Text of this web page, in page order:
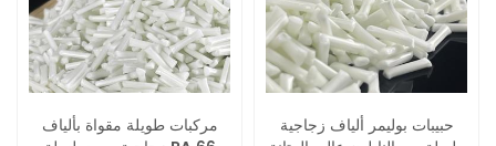
مركبات طويلة مقواة بألياف
حبيبات بوليمر ألياف زجاجية